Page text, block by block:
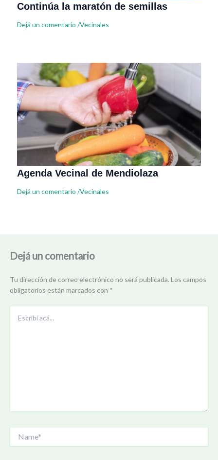
Continúa la maratón de semillas
Dejá un comentario /Vecinales
Agenda Vecinal de Mendiolaza
Dejá un comentario /Vecinales
Dejá un comentario
Tu dirección de correo electrónico no será publicada. Los campos
obligatorios están marcados con *
acá...